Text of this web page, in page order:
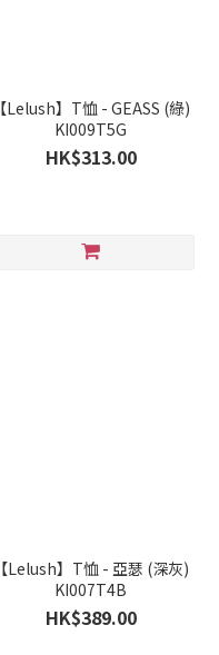
【Lelush】T恤 - GEASS (綠)
KI009T5G
HK$313.00
【Lelush】T恤 - 亞瑟 (深灰)
KI007T4B
HK$389.00